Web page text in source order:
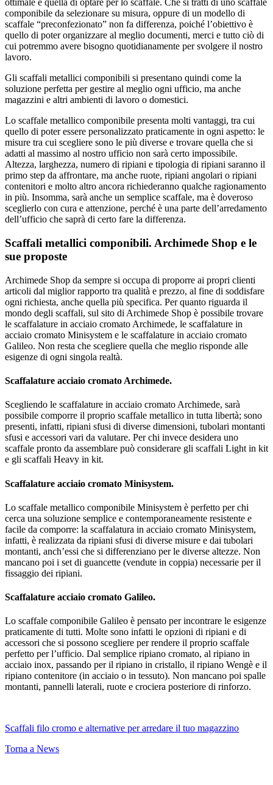
ottimale è quella di optare per lo scaffale. Che si tratti di uno scaffale
componibile da selezionare su misura, oppure di un modello di
scaffale “preconfezionato” non fa differenza, poiché l’obiettivo è
quello di poter organizzare al meglio documenti, merci e tutto ciò di
cui potremmo avere bisogno quotidianamente per svolgere il nostro
lavoro.
Gli scaffali metallici componibili si presentano quindi come la
soluzione perfetta per gestire al meglio ogni ufficio, ma anche
magazzini e altri ambienti di lavoro o domestici.
Lo scaffale metallico componibile presenta molti vantaggi, tra cui
quello di poter essere personalizzato praticamente in ogni aspetto: le
misure tra cui scegliere sono le più diverse e trovare quella che si
adatti al massimo al nostro ufficio non sarà certo impossibile.
Altezza, larghezza, numero di ripiani e tipologia di ripiani saranno il
primo step da affrontare, ma anche ruote, ripiani angolari o ripiani
contenitori e molto altro ancora richiederanno qualche ragionamento
in più. Insomma, sarà anche un semplice scaffale, ma è doveroso
sceglierlo con cura e attenzione, perché è una parte dell’arredamento
dell’ufficio che saprà di certo fare la differenza.
Scaffali metallici componibili. Archimede Shop e le
sue proposte
Archimede Shop da sempre si occupa di proporre ai propri clienti
articoli dal miglior rapporto tra qualità e prezzo, al fine di soddisfare
ogni richiesta, anche quella più specifica. Per quanto riguarda il
mondo degli scaffali, sul sito di Archimede Shop è possibile trovare
le scaffalature in acciaio cromato Archimede, le scaffalature in
acciaio cromato Minisystem e le scaffalature in acciaio cromato
Galileo. Non resta che scegliere quella che meglio risponde alle
esigenze di ogni singola realtà.
Scaffalature acciaio cromato Archimede.
Scegliendo le scaffalature in acciaio cromato Archimede, sarà
possibile comporre il proprio scaffale metallico in tutta libertà; sono
presenti, infatti, ripiani sfusi di diverse dimensioni, tubolari montanti
sfusi e accessori vari da valutare. Per chi invece desidera uno
scaffale pronto da assemblare può considerare gli scaffali Light in kit
e gli scaffali Heavy in kit.
Scaffalature acciaio cromato Minisystem.
Lo scaffale metallico componibile Minisystem è perfetto per chi
cerca una soluzione semplice e contemporaneamente resistente e
facile da comporre: la scaffalatura in acciaio cromato Minisystem,
infatti, è realizzata da ripiani sfusi di diverse misure e dai tubolari
montanti, anch’essi che si differenziano per le diverse altezze. Non
mancano poi i set di guancette (vendute in coppia) necessarie per il
fissaggio dei ripiani.
Scaffalature acciaio cromato Galileo.
Lo scaffale componibile Galileo è pensato per incontrare le esigenze
praticamente di tutti. Molte sono infatti le opzioni di ripiani e di
accessori che si possono scegliere per rendere il proprio scaffale
perfetto per l’ufficio. Dal semplice ripiano cromato, al ripiano in
acciaio inox, passando per il ripiano in cristallo, il ripiano Wengè e il
ripiano contenitore (in acciaio o in tessuto). Non mancano poi spalle
montanti, pannelli laterali, ruote e crociera posteriore di rinforzo.
Scaffali filo cromo e alternative per arredare il tuo magazzino
Torna a News